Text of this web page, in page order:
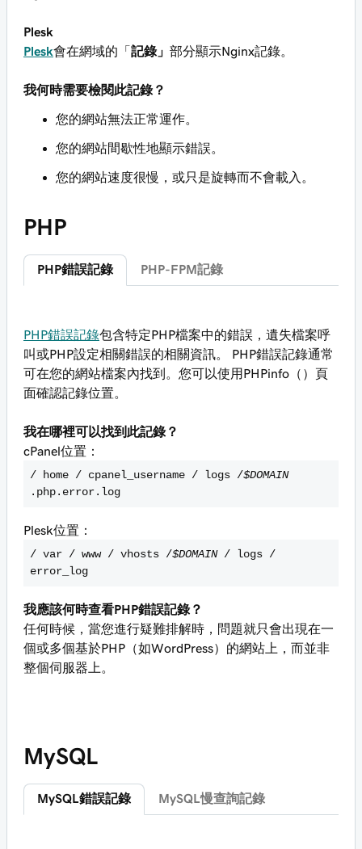
Plesk
Plesk會在網域的「 記錄」 部分顯示Nginx記錄。
我何時需要檢閱此記錄？
您的網站無法正常運作。
您的網站間歇性地顯示錯誤。
您的網站速度很慢，或只是旋轉而不會載入。
PHP
PHP錯誤記錄 PHP-FPM記錄
PHP錯誤記錄包含特定PHP檔案中的錯誤，遺失檔案呼
叫或PHP設定相關錯誤的相關資訊。 PHP錯誤記錄通常
可在您的網站檔案內找到。您可以使用PHPinfo（）頁
面確認記錄位置。
我在哪裡可以找到此記錄？
cPanel位置：
/ home / cpanel_username / logs /$DOMAIN
.php.error.log
Plesk位置：
/ var / www / vhosts /$DOMAIN/ logs /
error_log
我應該何時查看PHP錯誤記錄？
任何時候，當您進行疑難排解時，問題就只會出現在一
個或多個基於PHP（如WordPress）的網站上，而並非
整個伺服器上。
MySQL
MySQL錯誤記錄 MySQL慢查詢記錄